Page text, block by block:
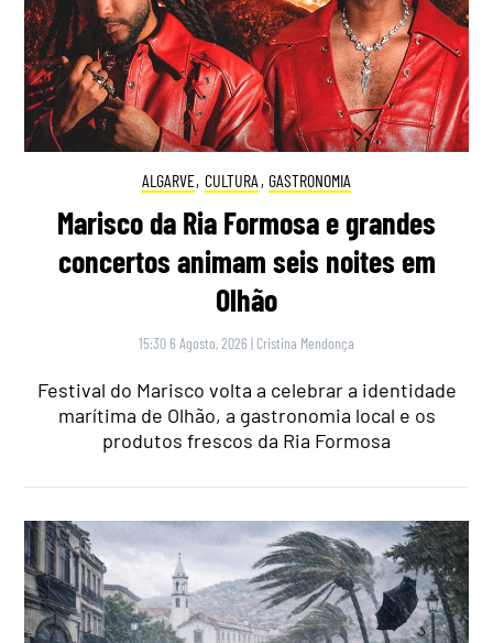
ALGARVE, CULTURA , GASTRONOMIA
Marisco da Ria Formosa e grandes
concertos animam seis noites em
Olhão
15:30 6 Agosto, 2026 | Cristina Mendonça
Festival do Marisco volta a celebrar a identidade
marítima de Olhão, a gastronomia local e os
produtos frescos da Ria Formosa